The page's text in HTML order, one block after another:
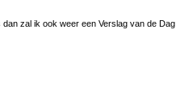
zal ik ook weer een Verslag van de Dag